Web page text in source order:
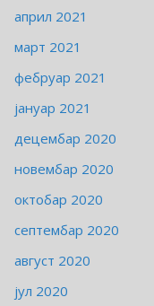
април 2021
март 2021
фебруар 2021
јануар 2021
децембар 2020
новембар 2020
октобар 2020
септембар 2020
август 2020
јул 2020